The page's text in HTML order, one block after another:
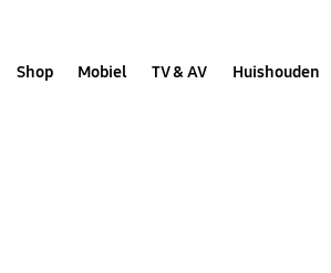
Shop Mobiel TV & AV Huishouden